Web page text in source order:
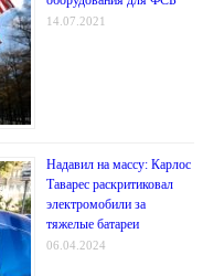
14.07.2021
Надавил на массу: Карлос
Таварес раскритиковал
электромобили за
тяжелые батареи
06.04.2024